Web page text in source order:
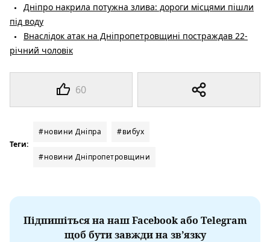
60
Дніпро накрила потужна злива: дороги місцями пішли
під воду
Внаслідок атак на Дніпропетровщині постраждав 22-
річний чоловік
Теги:
#новини Дніпра #вибух
#новини Дніпропетровщини
Підпишіться на наш Facebook або Telegram
щоб бути завжди на зв’язку